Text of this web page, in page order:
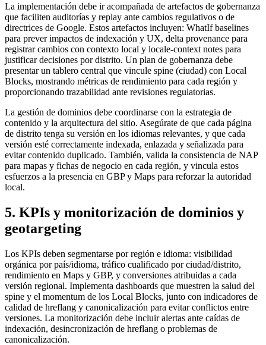
La implementación debe ir acompañada de artefactos de gobernanza
que faciliten auditorías y replay ante cambios regulativos o de
directrices de Google. Estos artefactos incluyen: WhatIf baselines
para prever impactos de indexación y UX, delta provenance para
registrar cambios con contexto local y locale-context notes para
justificar decisiones por distrito. Un plan de gobernanza debe
presentar un tablero central que vincule spine (ciudad) con Local
Blocks, mostrando métricas de rendimiento para cada región y
proporcionando trazabilidad ante revisiones regulatorias.
La gestión de dominios debe coordinarse con la estrategia de
contenido y la arquitectura del sitio. Asegúrate de que cada página
de distrito tenga su versión en los idiomas relevantes, y que cada
versión esté correctamente indexada, enlazada y señalizada para
evitar contenido duplicado. También, valida la consistencia de NAP
para mapas y fichas de negocio en cada región, y vincula estos
esfuerzos a la presencia en GBP y Maps para reforzar la autoridad
local.
5. KPIs y monitorización de dominios y
geotargeting
Los KPIs deben segmentarse por región e idioma: visibilidad
orgánica por país/idioma, tráfico cualificado por ciudad/distrito,
rendimiento en Maps y GBP, y conversiones atribuidas a cada
versión regional. Implementa dashboards que muestren la salud del
spine y el momentum de los Local Blocks, junto con indicadores de
calidad de hreflang y canonicalización para evitar conflictos entre
versiones. La monitorización debe incluir alertas ante caídas de
indexación, desincronización de hreflang o problemas de
canonicalización.